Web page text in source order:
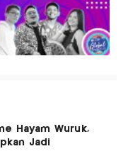
Hayam Wuruk,
Jadi